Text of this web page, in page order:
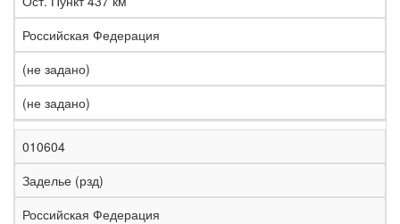
д
е
а
а
н
Российская Федерация
(не задано)
(не задано)
010604
Заделье (рзд)
Российская Федерация